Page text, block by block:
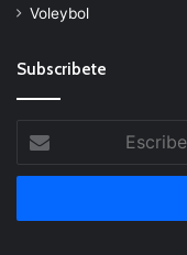
Voleybol
Subscribete
tu
correo